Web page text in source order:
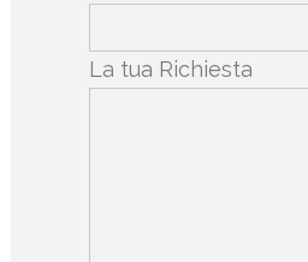
La tua Richiesta